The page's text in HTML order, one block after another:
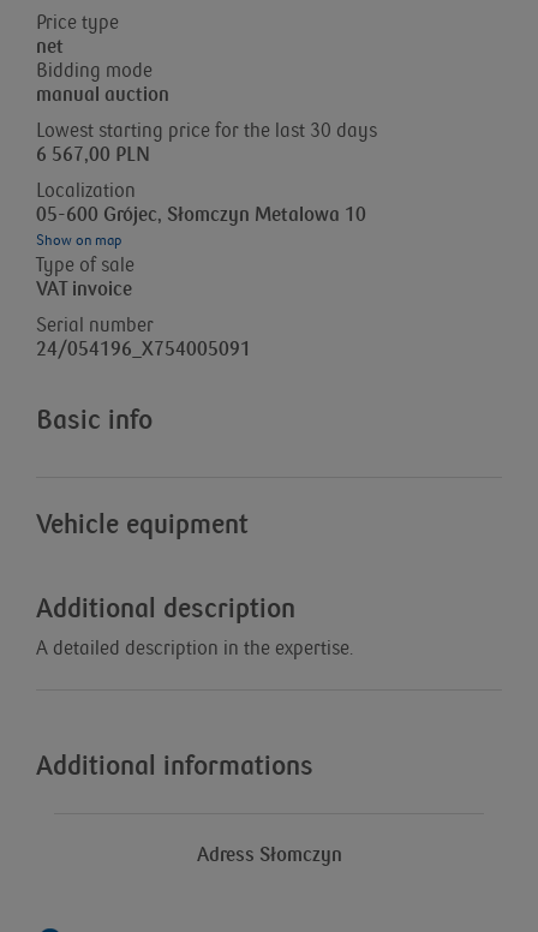
Price type
net
Bidding mode
manual auction
Lowest starting price for the last 30 days
6 567,00 PLN
Localization
05-600 Grójec, Słomczyn Metalowa 10
Show on map
Type of sale
VAT invoice
Serial number
24/054196_X754005091
Basic info
Vehicle equipment
Additional description
A detailed description in the expertise.
Additional informations
Adress Słomczyn